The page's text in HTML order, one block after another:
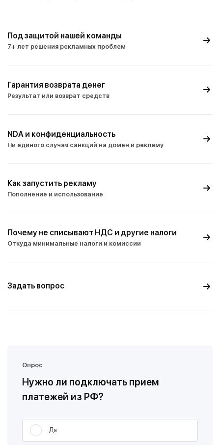
Под защитой нашей команды
7+ лет решения рекламных проблем
Гарантия возврата денег
Результат или возврат средств
NDA и конфиденциальность
Ни единого случая санкций на домен и рекламу
Как запустить рекламу
Пополнение и использование
Почему не списывают НДС и другие налоги
Откуда минимальные налоги и комиссии
Задать вопрос
Опрос
Нужно ли подключать прием
платежей из РФ?
Да